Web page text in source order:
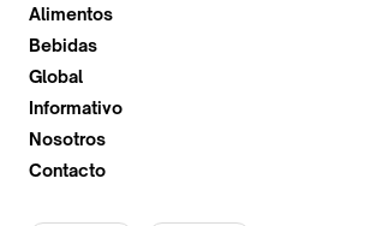
Alimentos
Bebidas
Global
Informativo
Nosotros
Contacto